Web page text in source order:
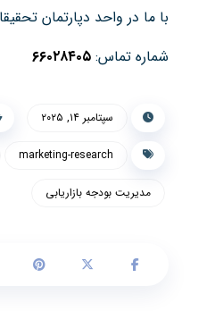
با ما در واحد دپارتمان
شماره تماس:۶۶۰۲۸۴۰۵
سپتامبر ۱۴, ۲۰۲۵
marketing-research
مدیریت بودجه بازاریابی